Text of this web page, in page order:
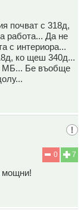
почват с 318д,
работа... Да не
с интериора...
ко щеш 340д...
МБ... Бе въобще
7
0
мощни!